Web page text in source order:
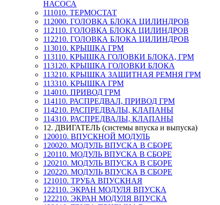
НАСОСА
111010. ТЕРМОСТАТ
112000. ГОЛОВКА БЛОКА ЦИЛИНДРОВ
112110. ГОЛОВКА БЛОКА ЦИЛИНДРОВ
112210. ГОЛОВКА БЛОКА ЦИЛИНДРОВ
113010. КРЫШКА ГРМ
113110. КРЫШКА ГОЛОВКИ БЛОКА, ГРМ
113120. КРЫШКА ГОЛОВКИ БЛОКА
113210. КРЫШКА ЗАЩИТНАЯ РЕМНЯ ГРМ
113310. КРЫШКА ГРМ
114010. ПРИВОД ГРМ
114110. РАСПРЕДВАЛ, ПРИВОД ГРМ
114210. РАСПРЕДВАЛЫ, КЛАПАНЫ
114310. РАСПРЕДВАЛЫ, КЛАПАНЫ
12. ДВИГАТЕЛЬ (системы впуска и выпуска)
120010. ВПУСКНОЙ МОДУЛЬ
120020. МОДУЛЬ ВПУСКА В СБОРЕ
120110. МОДУЛЬ ВПУСКА В СБОРЕ
120210. МОДУЛЬ ВПУСКА В СБОРЕ
120220. МОДУЛЬ ВПУСКА В СБОРЕ
121010. ТРУБА ВПУСКНАЯ
122110. ЭКРАН МОДУЛЯ ВПУСКА
122210. ЭКРАН МОДУЛЯ ВПУСКА